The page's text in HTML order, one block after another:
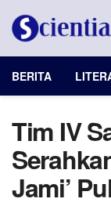
BERITA
Tim IV
Jami’